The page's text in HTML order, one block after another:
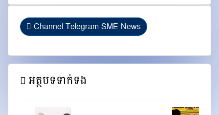
Channel Telegram SME News
អត្ថបទទាក់ទង